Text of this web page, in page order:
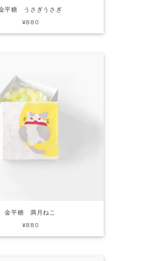
平糖 うさぎうさぎ
¥880
金平糖 満月ねこ
¥880